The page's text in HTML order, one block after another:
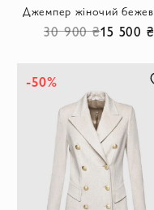
30 900 ₴15 500 ₴
-50%